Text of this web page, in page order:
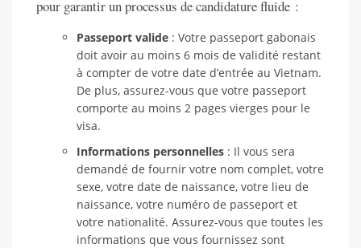
pour garantir un processus de candidature fluide :
Passeport valide : Votre passeport gabonais
doit avoir au moins 6 mois de validité restant
à compter de votre date d’entrée au Vietnam.
De plus, assurez-vous que votre passeport
comporte au moins 2 pages vierges pour le
visa.
Informations personnelles : Il vous sera
demandé de fournir votre nom complet, votre
sexe, votre date de naissance, votre lieu de
naissance, votre numéro de passeport et
votre nationalité. Assurez-vous que toutes les
informations que vous fournissez sont